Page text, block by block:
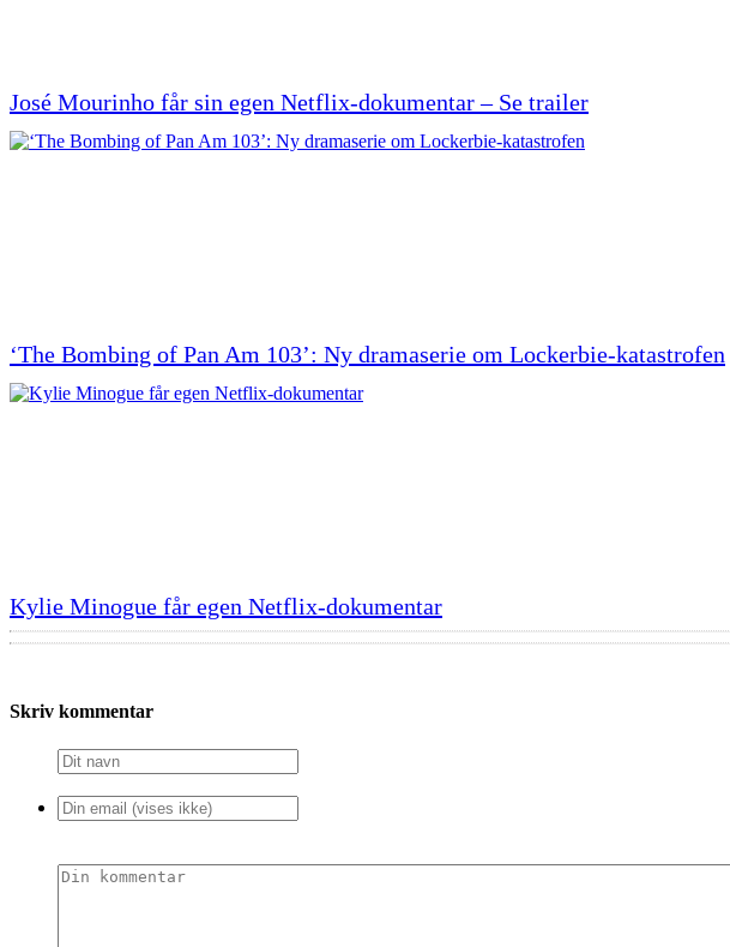
José Mourinho får sin egen Netflix-dokumentar – Se trailer
‘The Bombing of Pan Am 103’: Ny dramaserie om Lockerbie-katastrofen
Kylie Minogue får egen Netflix-dokumentar
Skriv kommentar